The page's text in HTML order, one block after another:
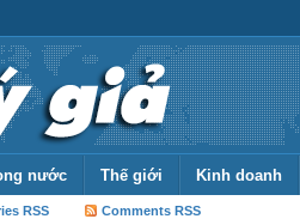
nước Thế giới Kinh doanh
RSS Comments RSS